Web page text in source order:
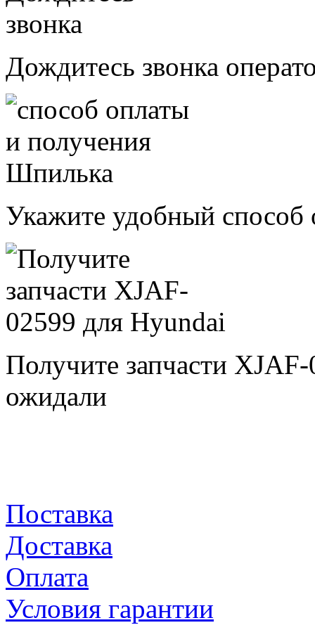
Дождитесь звонка
Укажите удобный
Получите запчасти
ожидали
Поставка
Доставка
Оплата
Условия гарантии